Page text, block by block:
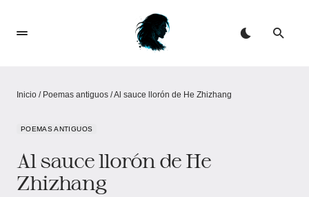
Inicio / Poemas antiguos /Al sauce llorón de He Zhizhang
POEMAS ANTIGUOS
Al sauce llorón de He
Zhizhang